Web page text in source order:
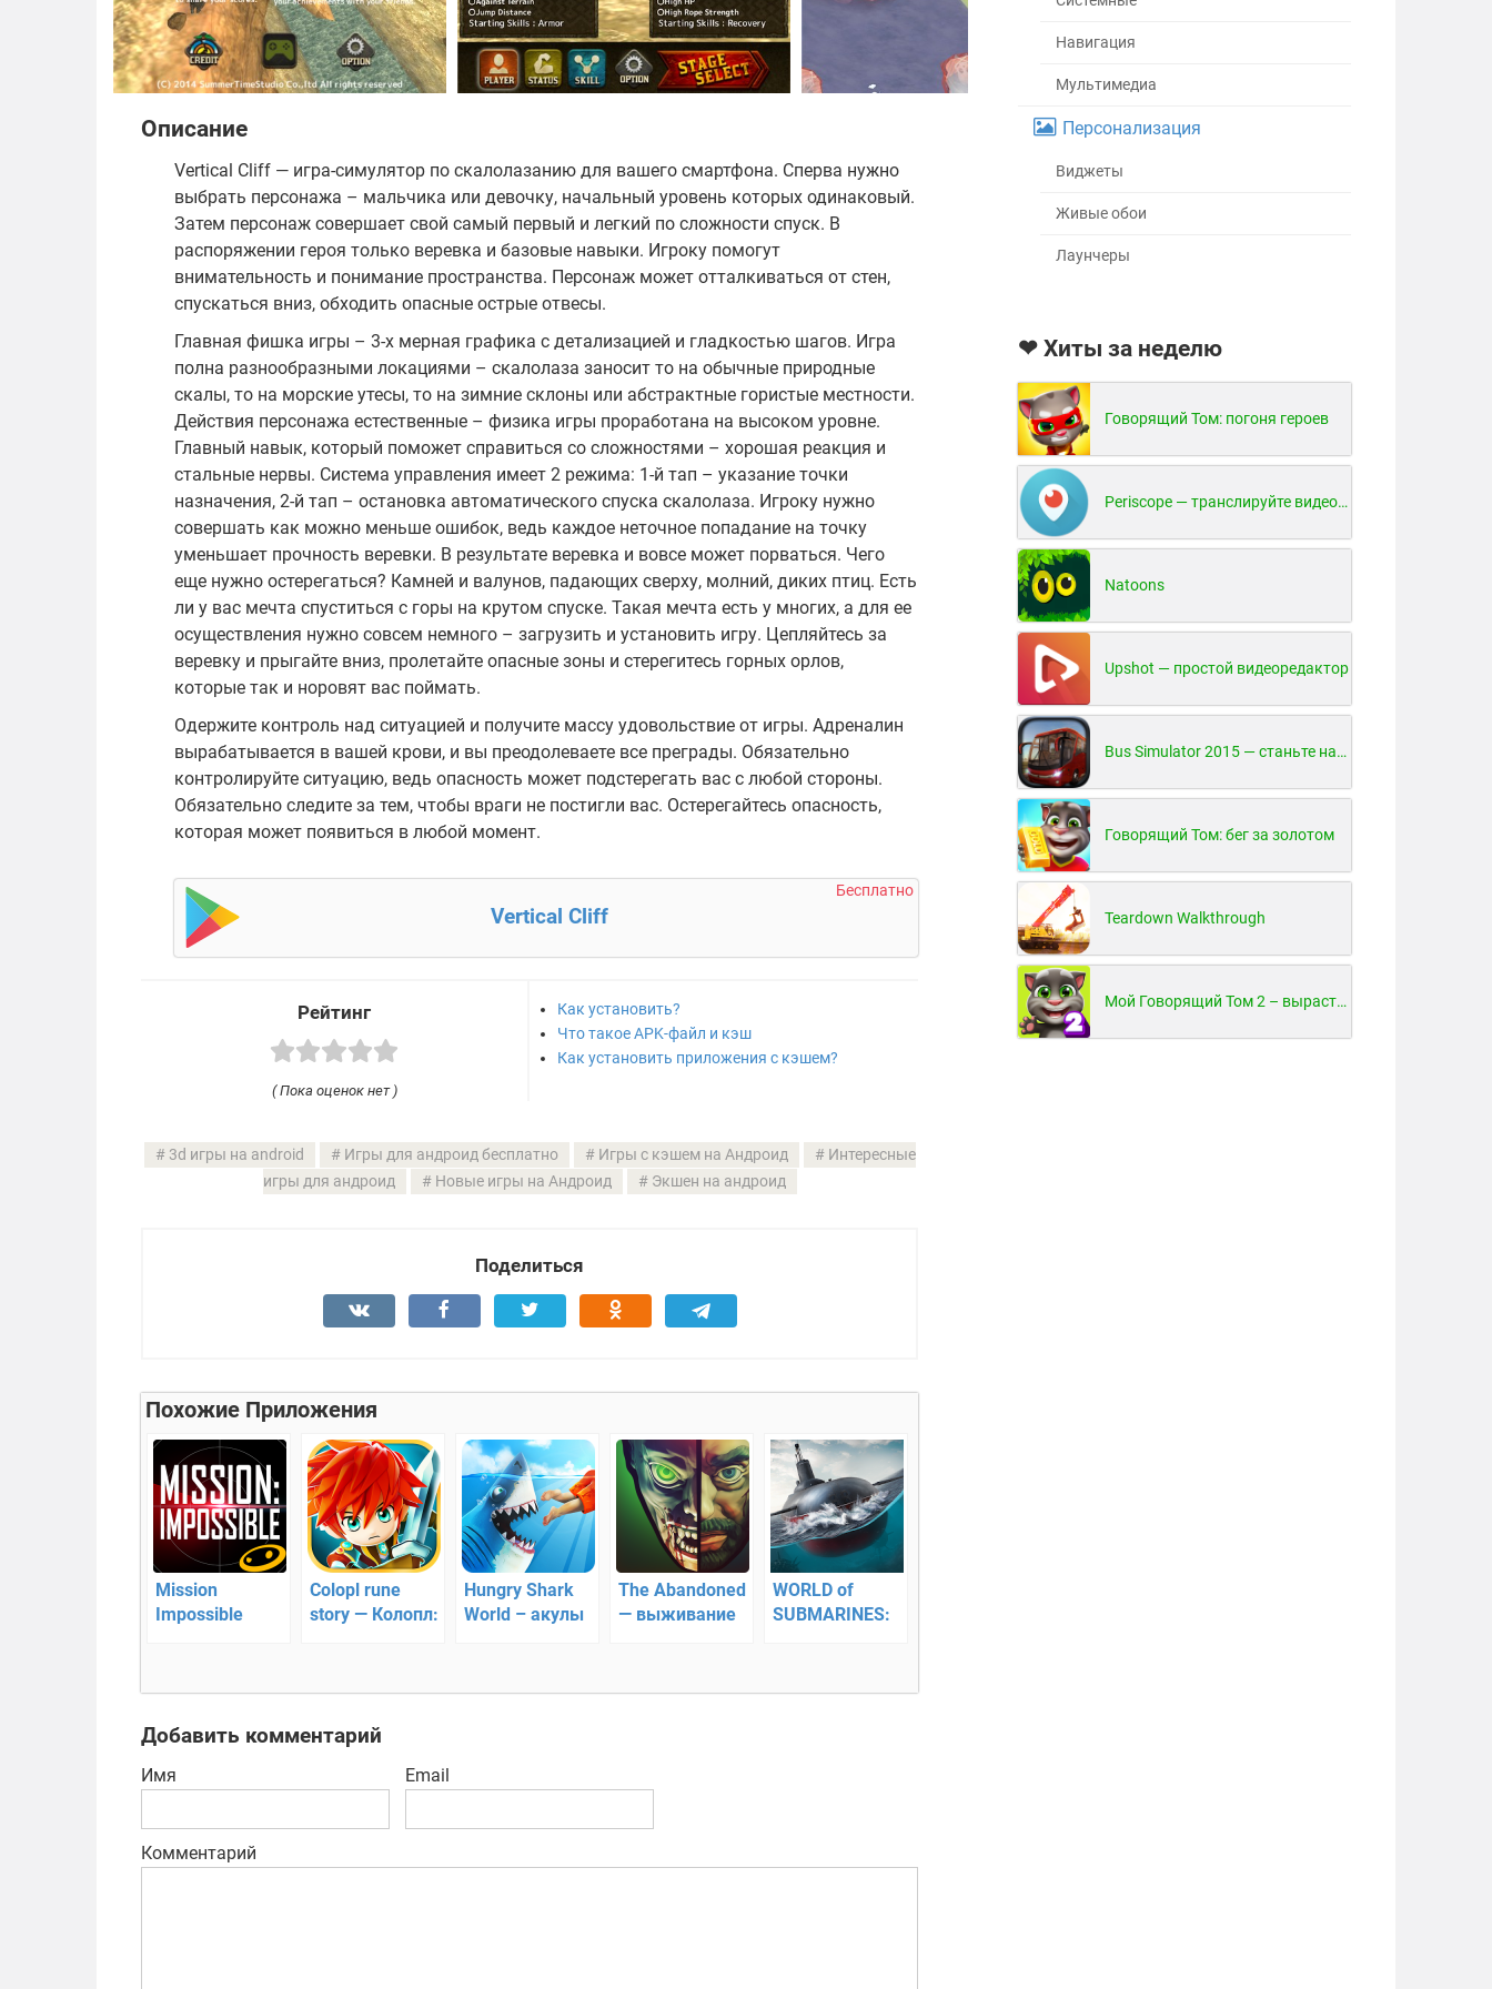
Описание
Vertical Cliff — игра-симулятор по скалолазанию для вашего смартфона. Сперва нужно
выбрать персонажа – мальчика или девочку, начальный уровень которых одинаковый.
Затем персонаж совершает свой самый первый и легкий по сложности спуск. В
распоряжении героя только веревка и базовые навыки. Игроку помогут
внимательность и понимание пространства. Персонаж может отталкиваться от стен,
спускаться вниз, обходить опасные острые отвесы.
Главная фишка игры – 3-х мерная графика с детализацией и гладкостью шагов. Игра
полна разнообразными локациями – скалолаза заносит то на обычные природные
скалы, то на морские утесы, то на зимние склоны или абстрактные гористые местности.
Действия персонажа естественные – физика игры проработана на высоком уровне.
Главный навык, который поможет справиться со сложностями – хорошая реакция и
стальные нервы. Система управления имеет 2 режима: 1-й тап – указание точки
назначения, 2-й тап – остановка автоматического спуска скалолаза. Игроку нужно
совершать как можно меньше ошибок, ведь каждое неточное попадание на точку
уменьшает прочность веревки. В результате веревка и вовсе может порваться. Чего
еще нужно остерегаться? Камней и валунов, падающих сверху, молний, диких птиц. Есть
ли у вас мечта спуститься с горы на крутом спуске. Такая мечта есть у многих, а для ее
осуществления нужно совсем немного – загрузить и установить игру. Цепляйтесь за
веревку и прыгайте вниз, пролетайте опасные зоны и стерегитесь горных орлов,
которые так и норовят вас поймать.
Одержите контроль над ситуацией и получите массу удовольствие от игры. Адреналин
вырабатывается в вашей крови, и вы преодолеваете все преграды. Обязательно
контролируйте ситуацию, ведь опасность может подстерегать вас с любой стороны.
Обязательно следите за тем, чтобы враги не постигли вас. Остерегайтесь опасность,
которая может появиться в любой момент.
Бесплатно
Vertical Cliff
Рейтинг
( Пока оценок нет )
Как установить?
Что такое APK-файл и кэш
Как установить приложения с кэшем?
3d игры на android Игры для андроид бесплатно Игры с кэшем на Андроид
Интересные
игры для андроид
Новые игры на Андроид Экшен на андроид
Поделиться
Похожие Приложения
Mission
Impossible
Colopl rune
story — Колопл:
Hungry Shark
World – акулы
The Abandoned
— выживание
WORLD of
SUBMARINES:
Добавить комментарий
Имя Email
Комментарий
Навигация
Мультимедиа
Персонализация
Виджеты
Живые обои
Лаунчеры
❤ Хиты за неделю
Говорящий Том: погоня героев
Periscope — транслируйте видео в реальном времени!
Natoons
Upshot — простой видеоредактор
Bus Simulator 2015 — станьте настоящим водителем автобуса!
Говорящий Том: бег за золотом
Teardown Walkthrough
Мой Говорящий Том 2 – вырасти и воспитай своего котенка